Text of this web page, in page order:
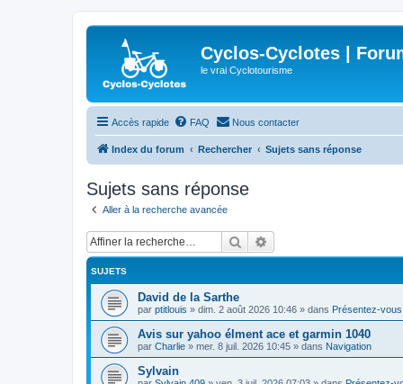
Cyclos-Cyclotes |
le vrai Cyclotourisme
Accès rapide FAQ Nous contacter
Index du forum Rechercher Sujets sans réponse
Sujets sans réponse
Aller à la recherche avancée
Rechercher
SUJETS
David de la Sarthe
par ptitlouis » dim. 2 août 2026 10:46 » dans Présentez-vous
Avis sur yahoo élment ace et garmin 1040
par Charlie » mer. 8 juil. 2026 10:45 » dans Navigation
Sylvain